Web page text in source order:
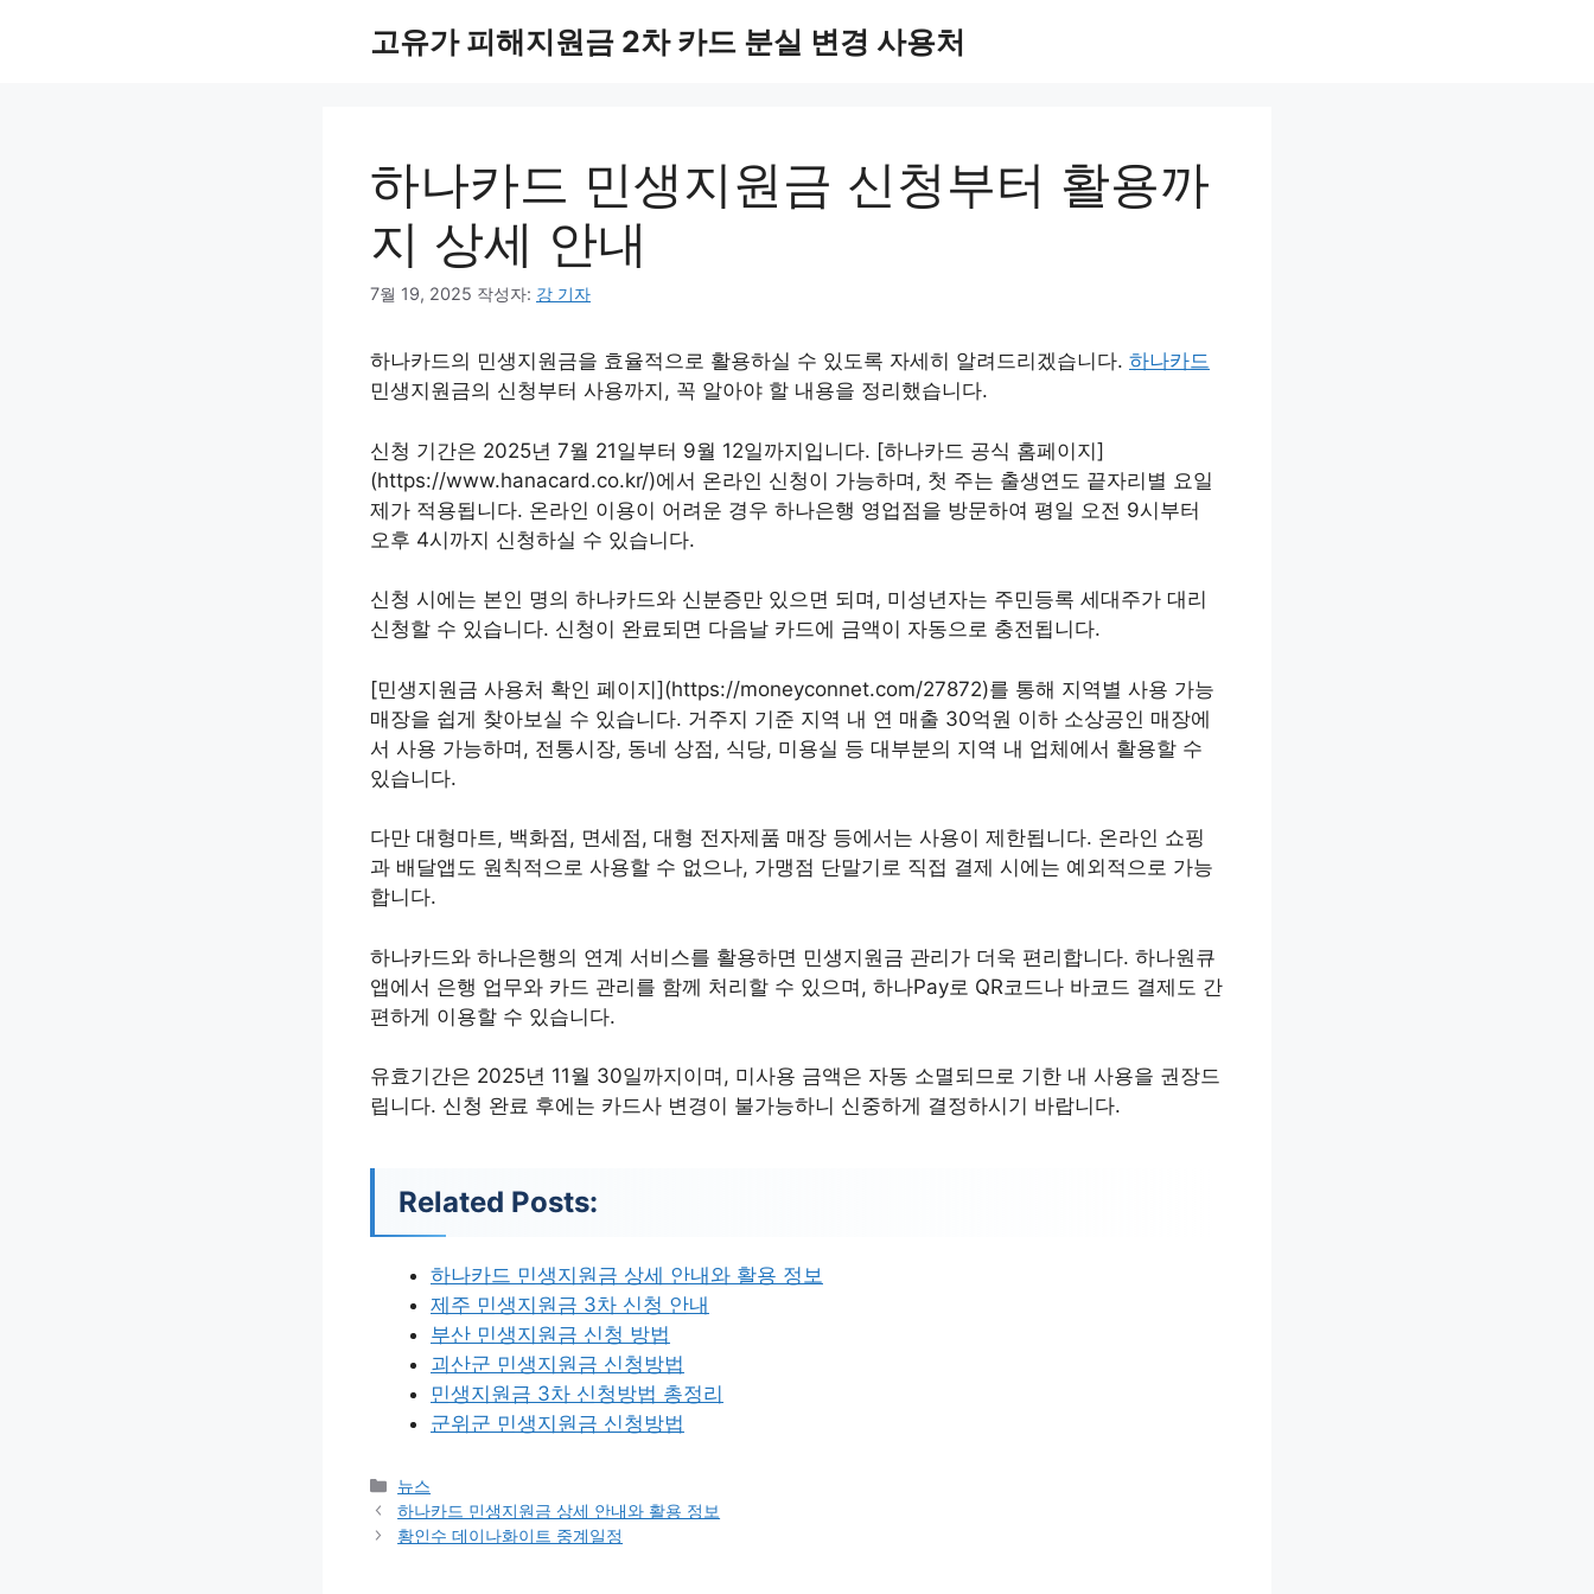
고유가 피해지원금 2차 카드 분실 변경 사용처
하나카드 민생지원금 신청부터 활용까
지 상세 안내
7월 19, 2025 작성자: 강 기자
하나카드의 민생지원금을 효율적으로 활용하실 수 있도록 자세히 알려드리겠습니다. 하나카드
민생지원금의 신청부터 사용까지, 꼭 알아야 할 내용을 정리했습니다.
신청 기간은 2025년 7월 21일부터 9월 12일까지입니다. [하나카드 공식 홈페이지]
(https://www.hanacard.co.kr/)에서 온라인 신청이 가능하며, 첫 주는 출생연도 끝자리별 요일
제가 적용됩니다. 온라인 이용이 어려운 경우 하나은행 영업점을 방문하여 평일 오전 9시부터
오후 4시까지 신청하실 수 있습니다.
신청 시에는 본인 명의 하나카드와 신분증만 있으면 되며, 미성년자는 주민등록 세대주가 대리
신청할 수 있습니다. 신청이 완료되면 다음날 카드에 금액이 자동으로 충전됩니다.
[민생지원금 사용처 확인 페이지](https://moneyconnet.com/27872)를 통해 지역별 사용 가능
매장을 쉽게 찾아보실 수 있습니다. 거주지 기준 지역 내 연 매출 30억원 이하 소상공인 매장에
서 사용 가능하며, 전통시장, 동네 상점, 식당, 미용실 등 대부분의 지역 내 업체에서 활용할 수
있습니다.
다만 대형마트, 백화점, 면세점, 대형 전자제품 매장 등에서는 사용이 제한됩니다. 온라인 쇼핑
과 배달앱도 원칙적으로 사용할 수 없으나, 가맹점 단말기로 직접 결제 시에는 예외적으로 가능
합니다.
하나카드와 하나은행의 연계 서비스를 활용하면 민생지원금 관리가 더욱 편리합니다. 하나원큐
앱에서 은행 업무와 카드 관리를 함께 처리할 수 있으며, 하나Pay로 QR코드나 바코드 결제도 간
편하게 이용할 수 있습니다.
유효기간은 2025년 11월 30일까지이며, 미사용 금액은 자동 소멸되므로 기한 내 사용을 권장드
립니다. 신청 완료 후에는 카드사 변경이 불가능하니 신중하게 결정하시기 바랍니다.
Related Posts:
하나카드 민생지원금 상세 안내와 활용 정보
제주 민생지원금 3차 신청 안내
부산 민생지원금 신청 방법
괴산군 민생지원금 신청방법
민생지원금 3차 신청방법 총정리
군위군 민생지원금 신청방법
카
테
고
뉴스
하나카드 민생지원금 상세 안내와 활용 정보
황인수 데이나화이트 중계일정